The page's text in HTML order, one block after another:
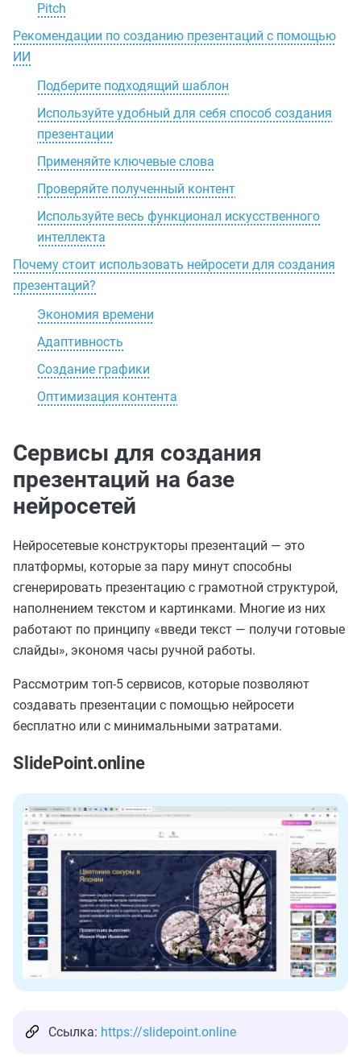
Pitch
Рекомендации по созданию презентаций с помощью
ИИ
Подберите подходящий шаблон
Используйте удобный для себя способ создания
презентации
Применяйте ключевые слова
Проверяйте полученный контент
Используйте весь функционал искусственного
интеллекта
Почему стоит использовать нейросети для создания
презентаций?
Экономия времени
Адаптивность
Создание графики
Оптимизация контента
Сервисы для создания
презентаций на базе
нейросетей
Нейросетевые конструкторы презентаций — это
платформы, которые за пару минут способны
сгенерировать презентацию с грамотной структурой,
наполнением текстом и картинками. Многие из них
работают по принципу «введи текст — получи готовые
слайды», экономя часы ручной работы.
Рассмотрим топ-5 сервисов, которые позволяют
создавать презентации с помощью нейросети
бесплатно или с минимальными затратами.
SlidePoint.online
Ссылка: https://slidepoint.online